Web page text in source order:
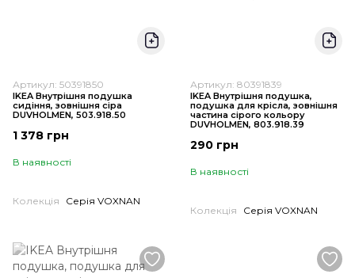
Артикул: 50391850
IKEA Внутрішня подушка
сидіння, зовнішня сіра
DUVHOLMEN, 503.918.50
1 378 грн
В наявності
Колекція Серія VOXNAN
Артикул: 80391839
IKEA Внутрішня подушка,
подушка для крісла, зовнішня
частина сірого кольору
DUVHOLMEN, 803.918.39
290 грн
В наявності
Колекція Серія VOXNAN